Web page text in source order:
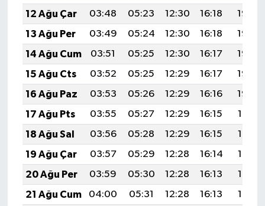
12 Ağu Çar
03:48 05:23 12:30 16:18
19:27
13 Ağu Per
03:49 05:24 12:30 16:18
19:26
14 Ağu Cum
03:51 05:25 12:30 16:17
19:25
15 Ağu Cts
03:52 05:25 12:29 16:17
19:23
16 Ağu Paz
03:53 05:26 12:29 16:16
19:22
17 Ağu Pts
03:55 05:27 12:29 16:15
19:21
18 Ağu Sal
03:56 05:28 12:29 16:15
19:19
19 Ağu Çar
03:57 05:29 12:28 16:14
19:18
20 Ağu Per
03:59 05:30 12:28 16:13
19:16
21 Ağu Cum
04:00 05:31 12:28 16:13
19:15